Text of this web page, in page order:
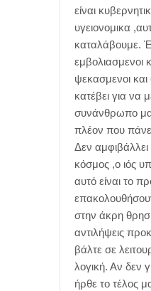
είναι
υγειονομικα
καταλάβουμε.
εμβολιασμενοι
ψεκασμενοι και
κατέβει για να
συνάνθρωπο
πλέον που
Δεν αμφιβάλλει
κόσμος ,ο ιός
αυτό είναι το
στην άκρη
αντιλήψεις
βάλτε σε
λογική. Αν δεν
ήρθε το τέλος